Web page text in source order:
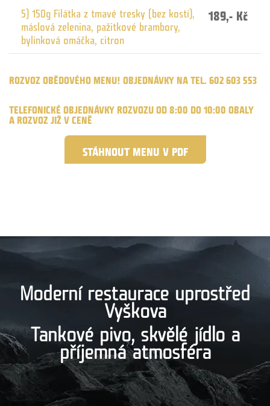
5) 150g Filátka z tmavé tresky (bez kostí),
máslová zelenina, pažitkové brambory,
bylinková omáčka, citron
189,- Kč
ROZVOZ OBĚDOVÉHO MENU! OBJEDNÁVKY NA TEL. 602 603 553
TELEFONICKÉ OBJEDNÁVKY ROZVOZU OD 8:00 DO 10:00 OBALY
A ROZVOZ JIŽ V CENĚ
STÁHNOUT MENU V PDF
Moderní restaurace uprostřed
Vyškova
Tankové pivo, skvělé jídlo a
příjemná atmosféra